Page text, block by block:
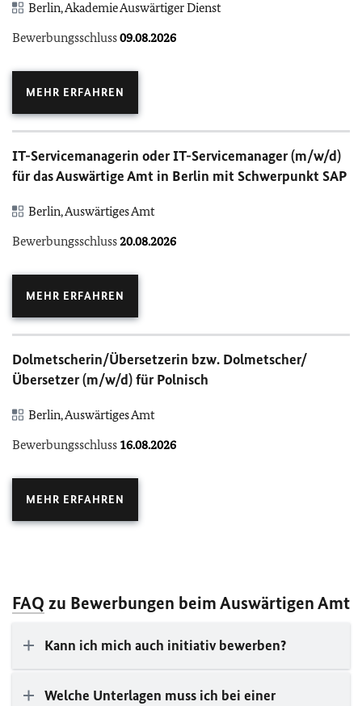
Berlin, Akademie Auswärtiger Dienst
Bewerbungsschluss09.08.2026
MEHR ERFAHREN
IT-Servicemanagerin oder IT-Servicemanager (m/w/d)
für das Auswärtige Amt in Berlin mit Schwerpunkt SAP
Berlin, Auswärtiges Amt
Bewerbungsschluss20.08.2026
MEHR ERFAHREN
Dolmetscherin/Übersetzerin bzw. Dolmetscher/
Übersetzer (m/w/d) für Polnisch
Berlin, Auswärtiges Amt
Bewerbungsschluss 16.08.2026
MEHR ERFAHREN
FAQ zu Bewerbungen beim Auswärtigen Amt
Kann ich mich auch initiativ bewerben?
Welche Unterlagen muss ich bei einer